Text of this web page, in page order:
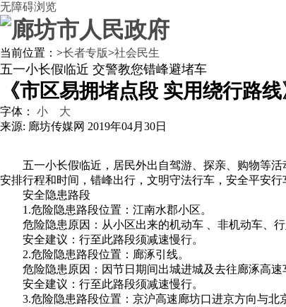
无障碍浏览
当前位置： >长者专版>社会民生
五一小长假临近 交警教您错峰避堵车
《市区易拥堵点段 实用绕行路
字体： 小
大
来源: 廊坊传媒网 2019年04月30日
五一小长假临近，居民外出自驾游、探亲、购物等
安排行程和时间，错峰出行，文明守法行车，安全平安行
安全隐患路段
1.危险隐患路段位置：江南水郡小区。
危险隐患原因：从小区出来的机动车 、非机动车、行
安全建议：行至此路段须减速慢行。
2.危险隐患路段位置：廊涿引线。
危险隐患原因：因节日期间出城进城及去往廊涿高速
安全建议：行至此路段须减速慢行。
3.危险隐患路段位置：京沪高速廊坊口进京方向与北